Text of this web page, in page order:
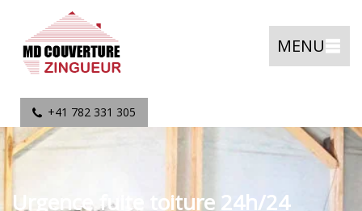
MENU
+41 782 331 305
Urgence fuite toiture 24h/24